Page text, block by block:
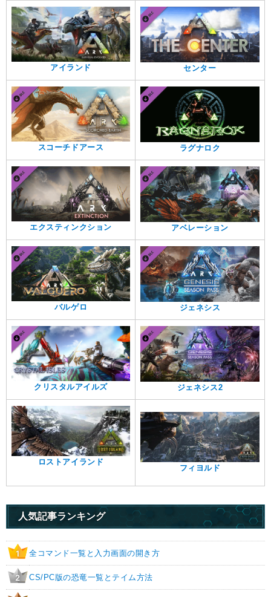
アイランド センター
スコーチドアース ラグナロク
エクスティンクション アベレーション
バルゲロ ジェネシス
クリスタルアイルズ ジェネシス2
ロストアイランド
フィヨルド
人気記事ランキング
1 全コマンド一覧と入力画面の開き方
2 CS/PC版の恐竜一覧とテイム方法